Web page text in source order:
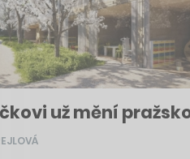
už mění